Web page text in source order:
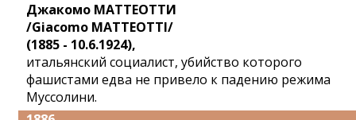
Джакомо МАТТЕОТТИ
/Giacomo MATTEOTTI/
(1885 - 10.6.1924),
итальянский социалист, убийство которого
фашистами едва не привело к падению режима
Муссолини.